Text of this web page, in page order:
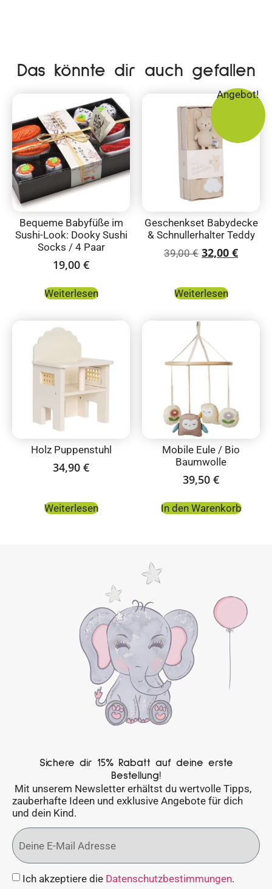
Das könnte dir auch gefallen
Bequeme Babyfüße im
Sushi-Look: Dooky Sushi
Socks / 4 Paar
19,00 €
Weiterlesen
Angebot!
Geschenkset Babydecke
& Schnullerhalter Teddy
39,00€ 32,00 €
Weiterlesen
Holz Puppenstuhl
34,90 €
Weiterlesen
Mobile Eule / Bio
Baumwolle
39,50 €
In den Warenkorb
Sichere dir 15% Rabatt auf deine erste
Bestellung!
Mit unserem Newsletter erhältst du wertvolle Tipps,
zauberhafte Ideen und exklusive Angebote für dich
und dein Kind.
Ich akzeptiere die Datenschutzbestimmungen.